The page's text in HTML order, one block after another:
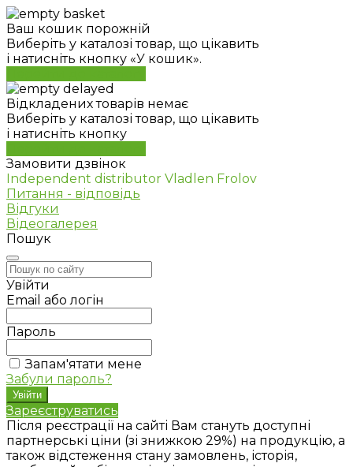
Ваш кошик порожній
Виберіть у каталозі товар, що цікавить
і натисніть кнопку «У кошик».
Відкладених товарів немає
Виберіть у каталозі товар, що цікавить
і натисніть кнопку
Замовити дзвінок
Independent distributor Vladlen Frolov
Питання - відповідь
Відгуки
Відеогалерея
Пошук
Увійти
Email або логін
Пароль
Запам'ятати мене
Забули пароль?
Зареєструватись
Після реєстрації на сайті Вам стануть доступні
партнерські ціни (зі знижкою 29%) на продукцію, а
також відстеження стану замовлень, історія,